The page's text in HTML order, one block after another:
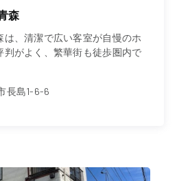
森
は、清潔で広い客室が自慢のホ
判がよく、繁華街も徒歩圏内で
長島1-6-6